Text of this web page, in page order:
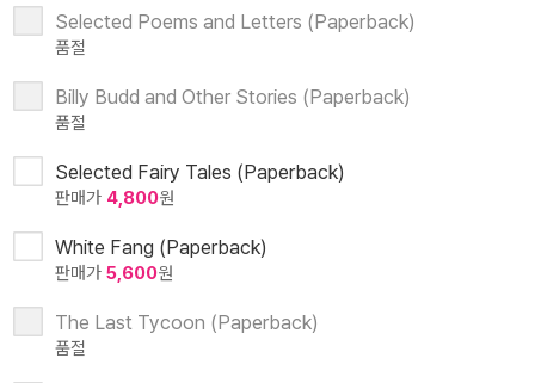
Selected Poems and Letters (Paperback)
품절
Billy Budd and Other Stories (Paperback)
품절
Selected Fairy Tales (Paperback)
판매가 4,800원
White Fang (Paperback)
판매가 5,600원
The Last Tycoon (Paperback)
품절